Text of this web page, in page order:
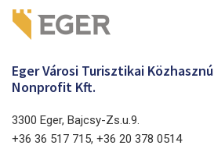
Eger Városi Turisztikai Közhasznú
Nonprofit Kft.
3300 Eger, Bajcsy-Zs.u.9.
+36 36 517 715, +36 20 378 0514